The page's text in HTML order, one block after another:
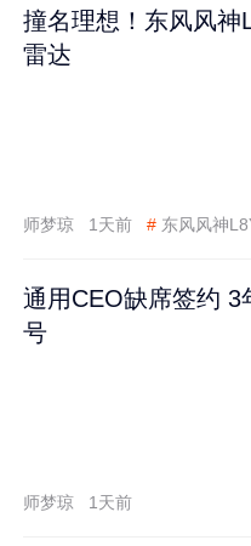
撞名理想！东风风
雷达
师梦琼 1天前 # 东风风神
通用CEO缺席签约
号
师梦琼 1天前